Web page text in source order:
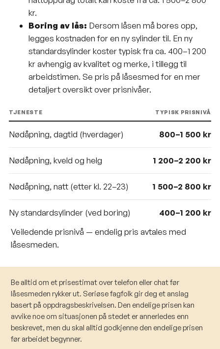
kr.
Boring av lås: Dersom låsen må bores opp,
legges kostnaden for en ny sylinder til. En ny
standardsylinder koster typisk fra ca. 400–1 200
kr avhengig av kvalitet og merke, i tillegg til
arbeidstimen. Se pris på låsesmedfor en mer
detaljert oversikt over prisnivåer.
TJENESTE TYPISK PRISNIVÅ
Nødåpning, dagtid (hverdager) 800–1 500 kr
Nødåpning, kveld og helg 1 200–2 200 kr
Nødåpning, natt (etter kl. 22–23) 1 500–2 800 kr
Ny standardsylinder (ved boring)
400–1 200 kr
Veiledende prisnivå — endelig pris avtales med
låsesmeden.
Be alltid om et prisestimat over telefon eller chat før
låsesmeden rykker ut. Seriøse fagfolk gir deg et anslag
basert på oppdragsbeskrivelsen. Den endelige prisen kan
avvike noe om situasjonen på stedet er annerledes enn
beskrevet, men du skal alltid godkjenne den endelige prisen
før arbeidet begynner.